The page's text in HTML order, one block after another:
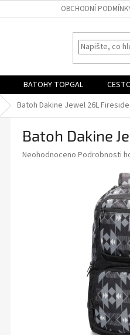
OBCHODNÍ
BATOHY TOPGAL
Batoh Dakine Jewel 26L Fireside
Batoh Dakine
Průměrné
Neohodnoceno Podrobnosti